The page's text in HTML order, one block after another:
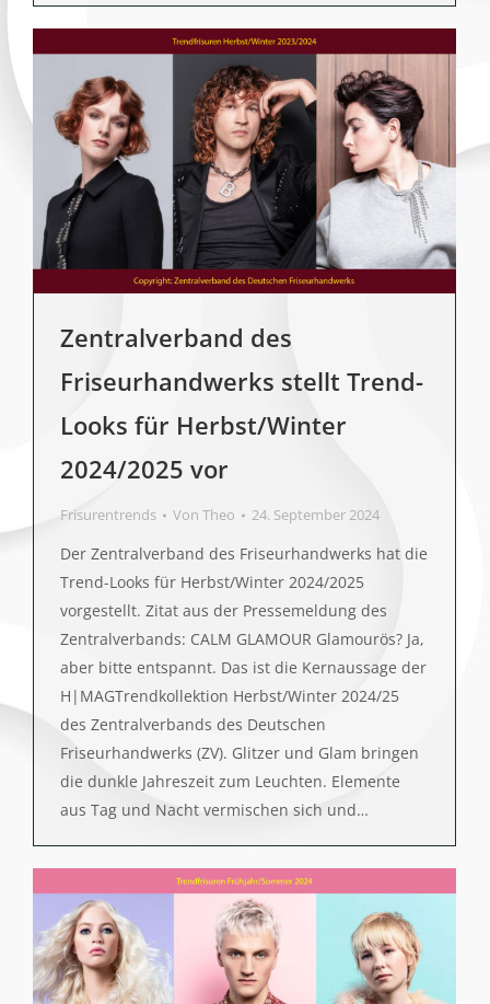
Zentralverband des
Friseurhandwerks stellt Trend-
Looks für Herbst/Winter
2024/2025 vor
Frisurentrends Von Theo 24. September 2024
Der Zentralverband des Friseurhandwerks hat die
Trend-Looks für Herbst/Winter 2024/2025
vorgestellt. Zitat aus der Pressemeldung des
Zentralverbands: CALM GLAMOUR Glamourös? Ja,
aber bitte entspannt. Das ist die Kernaussage der
H|MAGTrendkollektion Herbst/Winter 2024/25
des Zentralverbands des Deutschen
Friseurhandwerks (ZV). Glitzer und Glam bringen
die dunkle Jahreszeit zum Leuchten. Elemente
aus Tag und Nacht vermischen sich und…